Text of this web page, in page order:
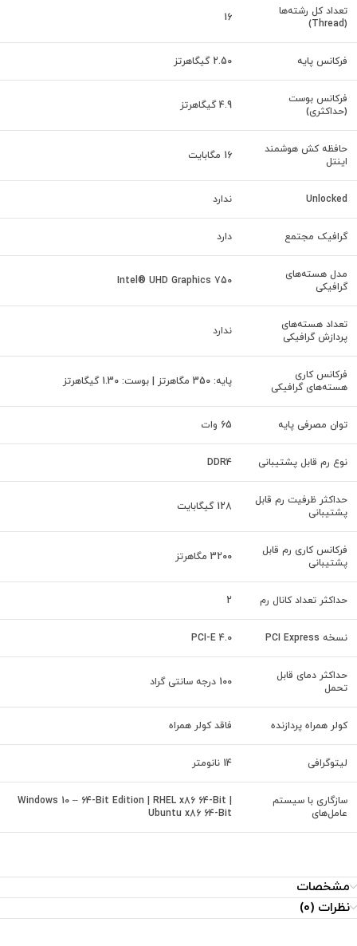
تعداد کل رشته‌ها
(Thread)
16
فرکانس پایه 2.50 گیگاهرتز
فرکانس بوست
(حداکثری)
4.9 گیگاهرتز
حافظه کش هوشمند
اینتل
16 مگابایت
Unlocked ندارد
گرافیک مجتمع دارد
مدل‌ هسته‌های
گرافیکی
Intel® UHD Graphics 750
تعداد هسته‌های
پردازش گرافیکی
ندارد
فرکانس کاری
هسته‌های گرافیکی
پایه: 350 مگاهرتز | بوست: 1.30 گیگاهرتز
توان مصرفی پایه 65 وات
نوع رم قابل پشتیبانی DDR4
حداکثر ظرفیت رم قابل
پشتیبانی
128 گیگابایت
فرکانس کاری رم قابل
پشتیبانی
3200 مگاهرتز
حداکثر تعداد کانال رم 2
نسخه PCI Express PCI-E 4.0
حداکثر دمای قابل
تحمل
100 درجه سانتی‌ گراد
کولر همراه پردازنده فاقد کولر همراه
لیتوگرافی 14 نانومتر
سازگاری با سیستم
عامل‌های
Windows 10 – 64-Bit Edition | RHEL x86 64-Bit |
Ubuntu x86 64-Bit
مشخصات
نظرات (0)